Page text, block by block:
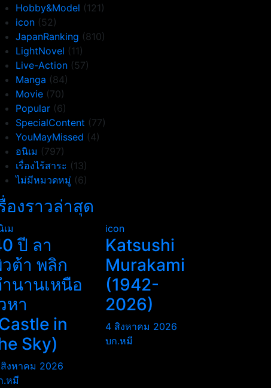
Hobby&Model (121)
icon (52)
JapanRanking (810)
LightNovel (11)
Live-Action (57)
Manga (84)
Movie (70)
Popular (6)
SpecialContent (77)
YouMayMissed (4)
อนิเม (797)
เรื่องไร้สาระ (13)
ไม่มีหมวดหมู่ (6)
องราวล่าสุด
เม
ปี ลา
ต้า พลิก
นานเหนือ
หา
in
Sky)
งหาคม 2026
.หมี
icon
Katsushi
Murakami
(1942-
2026)
4 สิงหาคม 2026
บก.หมี